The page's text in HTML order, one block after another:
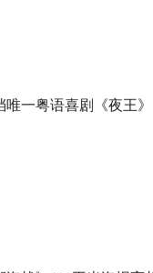
唯一粤语喜剧《夜王》